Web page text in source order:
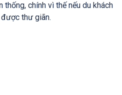
chính vì thế nếu du khách
thư giãn.